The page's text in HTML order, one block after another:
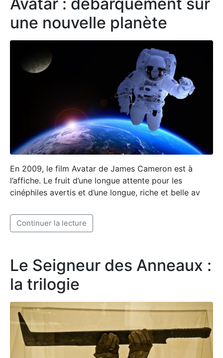
une nouvelle planète
En 2009, le film Avatar de James Cameron est à
l’affiche. Le fruit d’une longue attente pour les
cinéphiles avertis et d’une longue, riche et belle av
Le Seigneur des Anneaux :
la trilogie